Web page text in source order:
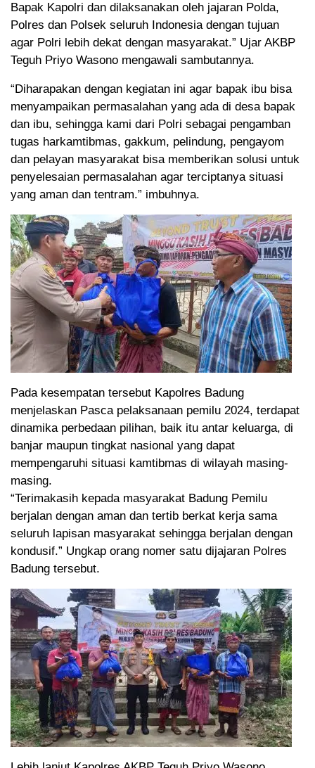
Bapak Kapolri dan dilaksanakan oleh jajaran Polda,
Polres dan Polsek seluruh Indonesia dengan tujuan
agar Polri lebih dekat dengan masyarakat.” Ujar AKBP
Teguh Priyo Wasono mengawali sambutannya.
“Diharapakan dengan kegiatan ini agar bapak ibu bisa
menyampaikan permasalahan yang ada di desa bapak
dan ibu, sehingga kami dari Polri sebagai pengamban
tugas harkamtibmas, gakkum, pelindung, pengayom
dan pelayan masyarakat bisa memberikan solusi untuk
penyelesaian permasalahan agar terciptanya situasi
yang aman dan tentram.” imbuhnya.
Pada kesempatan tersebut Kapolres Badung
menjelaskan Pasca pelaksanaan pemilu 2024, terdapat
dinamika perbedaan pilihan, baik itu antar keluarga, di
banjar maupun tingkat nasional yang dapat
mempengaruhi situasi kamtibmas di wilayah masing-
masing.
“Terimakasih kepada masyarakat Badung Pemilu
berjalan dengan aman dan tertib berkat kerja sama
seluruh lapisan masyarakat sehingga berjalan dengan
kondusif.” Ungkap orang nomer satu dijajaran Polres
Badung tersebut.